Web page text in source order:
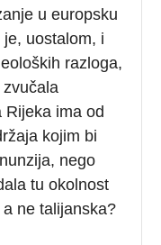
u europsku
uostalom, i
razloga,
Rijeka ima od
kojim bi
nego
tu okolnost
ne talijanska?